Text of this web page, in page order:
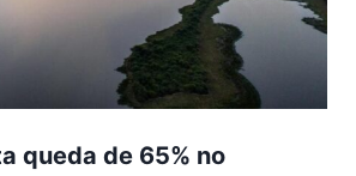
queda de 65% no